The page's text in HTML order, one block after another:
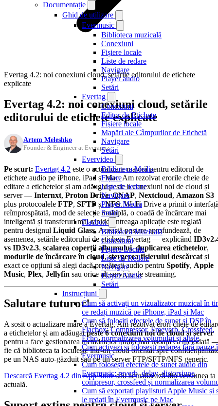
Documentație
Ghid de utilizare
Evermusic
Biblioteca muzicală
Conexiuni
Fișiere locale
Liste de redare
Navigare
Player audio
Setări
Evertag
Conexiuni
Editor de Etichete
Fișiere locale
Mapări ale Câmpurilor de Etichetă
Navigare
Setări
Evervideo
Biblioteca Media
Fișiere
Liste de redare
Navigare
Player Media
Setări
Flacbox
Bibliotecă Muzicală
Conexiuni
Fișiere Locale
Liste de Redare
Navigare
Player Audio
Setări
Instrucțiuni
Cum să activați un vizualizator muzical în
ce redați muzică pe iPhone, iPad și Mac
Cum să folosiți efectele de sunet și DSP în
Flacbox: Compressor, Freeverb, Crossfeed,
Echo, normalizarea volumului și altele
Cum activezi și folosești redarea fără pauze
Evermusic
Cum folosești efectele de sunet audio din
Evermusic: reverb, delay, distorsiune,
compresor, crossfeed și normalizarea
Cum să exportați playlisturi Apple Music și
le redați în Evermusic pe Mac
Evertag 4.2: noi conexiuni cloud, setările editorului de etichete
explicate
Evertag 4.2: noi conexiuni cloud, setările
editorului de etichete explicate
Artem Meleshko
Founder & Engineer at Everappz
Pe scurt: Evertag 4.2 este o actualizare majoră pentru editorul de
etichete audio pe iPhone, iPad și Mac. Am rezolvat erorile cheie de
editare a etichetelor și am adăugat peste 6 conexiuni noi de cloud și
server — Internxt, Proton Drive,QNAP, Nextcloud, Amazon S3
plus protocoalele FTP, SFTP șiNFS. Wi-Fi Drive a primit o
reîmprospătată, mod de selecție multiplă, o coadă de încărcare mai
inteligentă și transferuri mai rapide. Întreaga aplicație este reglată
pentru designul Liquid Glass. Această postare aprofundează, de
asemenea, setările editorului de etichete Evertag — explicând
vs ID3v2.3, scalarea coperții albumului,duplicarea etichetelor,
modurile de încărcare în cloud,ștergerea fișierului descărcat și
exact ce opțiuni să alegi dacă pregătești audio pentru Spotify, Apple
Music, Plex, Jellyfin sau orice alt serviciu de streaming.
Salutare tuturor!
A sosit o actualizare mare a Evertag. Am rezolvat erori cheie de
a etichetelor și am adăugatpeste 6 conexiuni noi de cloud și server
pentru a face gestionarea metadatelor audio mai ușoară ca niciodată
fie că biblioteca ta locuiește într-un cloud orientat spre
pe un NAS auto-găzduit sau pe un server FTP/SFTP/NFS generic.
Descarcă Evertag 4.2 din App Storesau actualizează din versiunea ta
actuală.